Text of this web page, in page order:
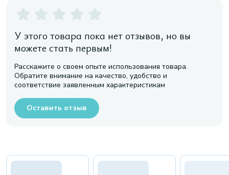
У этого товара пока нет отзывов, но вы
можете стать первым!
Расскажите о своем опыте использования товара.
Обратите внимание на качество, удобство и
соответствие заявленным характеристикам
Оставить отзыв